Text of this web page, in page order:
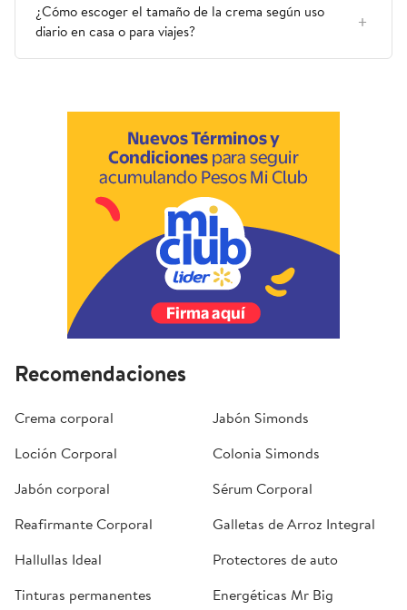
¿Cómo escoger el tamaño de la crema según uso
diario en casa o para viajes?
Recomendaciones
Crema corporal
Jabón Simonds
Loción Corporal
Colonia Simonds
Jabón corporal
Sérum Corporal
Reafirmante Corporal
Galletas de Arroz Integral
Hallullas Ideal
Protectores de auto
Tinturas permanentes
Energéticas Mr Big